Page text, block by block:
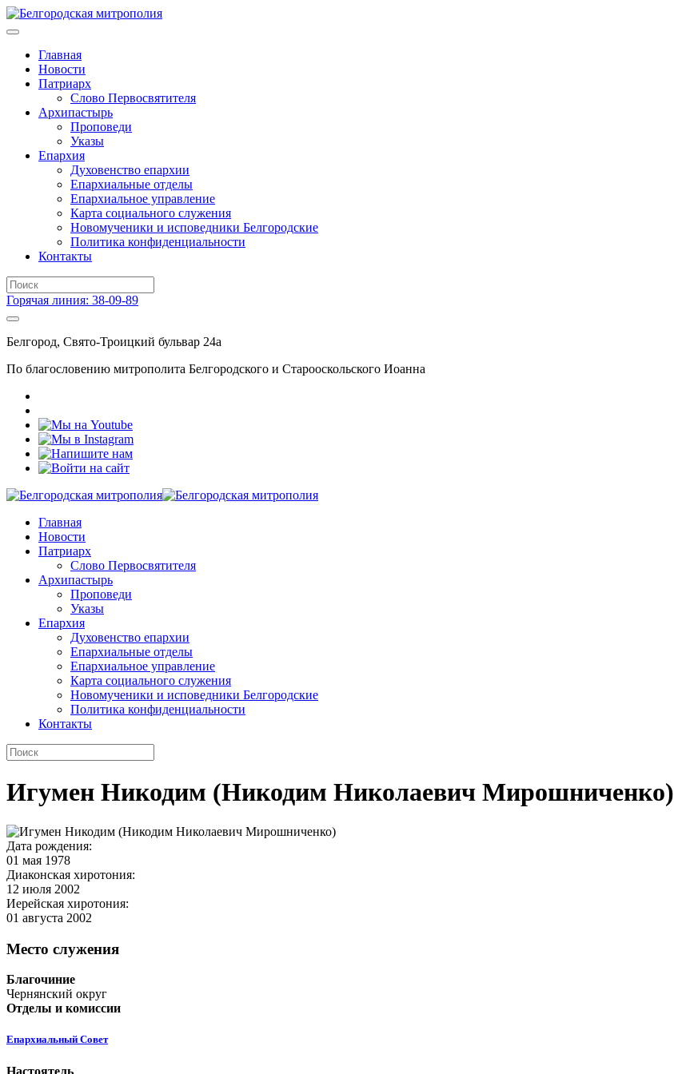
Главная
Новости
Патриарх
Слово Первосвятителя
Архипастырь
Проповеди
Указы
Епархия
Духовенство епархии
Епархиальные отделы
Епархиальное управление
Карта социального служения
Новомученики и исповедники Белгородские
Политика конфиденциальности
Контакты
Горячая линия: 38-09-89
Белгород, Свято-Троицкий бульвар 24а
По благословению митрополита Белгородского и Старооскольского Иоанна
Главная
Новости
Патриарх
Слово Первосвятителя
Архипастырь
Проповеди
Указы
Епархия
Духовенство епархии
Епархиальные отделы
Епархиальное управление
Карта социального служения
Новомученики и исповедники Белгородские
Политика конфиденциальности
Контакты
Игумен Никодим (Никодим Николаевич Мирошниченко)
Дата рождения:
01 мая 1978
Диаконская хиротония:
12 июля 2002
Иерейская хиротония:
01 августа 2002
Место служения
Благочиние
Чернянский округ
Отделы и комиссии
Епархиальный Совет
Настоятель